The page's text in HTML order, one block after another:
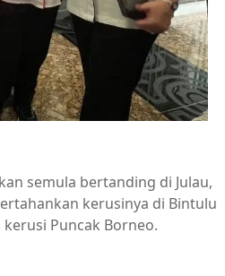
semula bertanding di Julau,
kerusinya di Bintulu
Puncak Borneo.